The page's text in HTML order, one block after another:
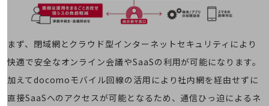
新卒採用
経験者採用
障がい者採用
広告・協賛
まず、閉域網とクラウド型インターネットセキュリティにより
快適で安全なオンライン会議やSaaSの利用が可能になります。
加えてdocomoモバイル回線の活用により社内網を経由せずに
直接SaaSへのアクセスが可能となるため、通信ひっ迫によるネ